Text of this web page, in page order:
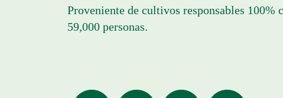
Proveniente de cultivos responsables 100%
59,000 personas.